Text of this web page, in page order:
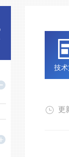
技
更